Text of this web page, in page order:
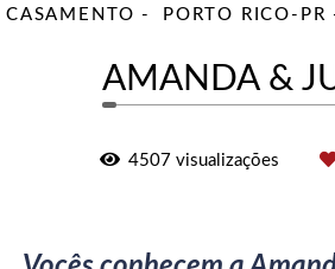
CASAMENTO PORTO RICO-PR
AMANDA &
4507 visualizações